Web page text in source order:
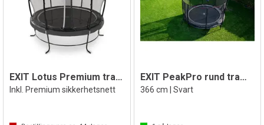
EXIT Lotus Premium trampoline
Inkl. Premium sikkerhetsnett
EXIT PeakPro rund trampoline
366 cm | Svart